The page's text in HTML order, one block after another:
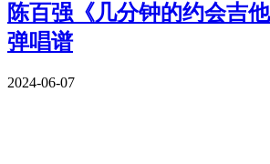
陈百强《几分钟的约会吉
弹唱谱
2024-06-07